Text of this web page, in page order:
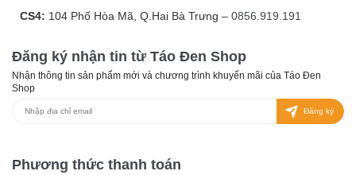
CS4: 104 Phố Hòa Mã, Q.Hai Bà Trưng – 0856.919.191
Đăng ký nhận tin từ Táo Đen Shop
Nhận thông tin sản phẩm mới và chương trình khuyến mãi của Táo Đen
Shop
Đăng ký
Phương thức thanh toán